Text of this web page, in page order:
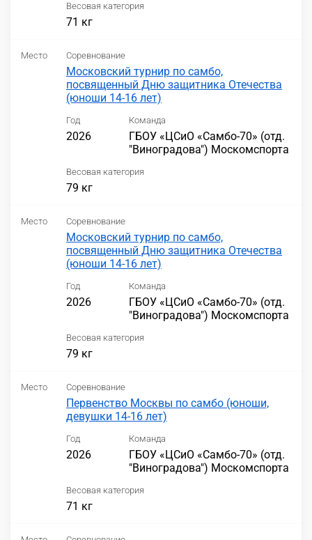
Весовая категория
71 кг
Место Соревнование
Московский турнир по самбо,
посвященный Дню защитника Отечества
(юноши 14-16 лет)
Год
2026
Команда
ГБОУ «ЦСиО «Самбо-70» (отд.
"Виноградова") Москомспорта
Весовая категория
79 кг
Место Соревнование
Московский турнир по самбо,
посвященный Дню защитника Отечества
(юноши 14-16 лет)
Год
2026
Команда
ГБОУ «ЦСиО «Самбо-70» (отд.
"Виноградова") Москомспорта
Весовая категория
79 кг
Место Соревнование
Первенство Москвы по самбо (юноши,
девушки 14-16 лет)
Год
2026
Команда
ГБОУ «ЦСиО «Самбо-70» (отд.
"Виноградова") Москомспорта
Весовая категория
71 кг